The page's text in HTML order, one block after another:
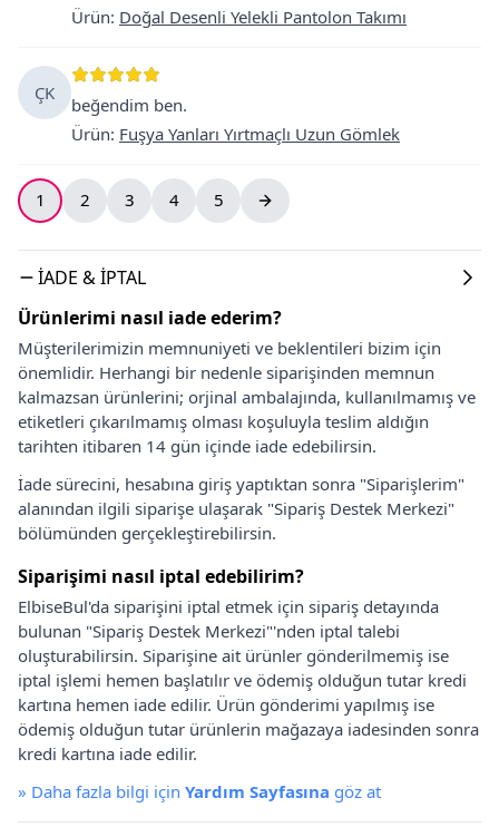
Ürün: Doğal Desenli Yelekli Pantolon Takımı
ÇK
beğendim ben.
Ürün: Fuşya Yanları Yırtmaçlı Uzun Gömlek
1 2 3 4 5
İADE & İPTAL
Ürünlerimi nasıl iade ederim?
Müşterilerimizin memnuniyeti ve beklentileri bizim için
önemlidir. Herhangi bir nedenle siparişinden memnun
kalmazsan ürünlerini; orjinal ambalajında, kullanılmamış ve
etiketleri çıkarılmamış olması koşuluyla teslim aldığın
tarihten itibaren 14 gün içinde iade edebilirsin.
İade sürecini, hesabına giriş yaptıktan sonra "Siparişlerim"
alanından ilgili siparişe ulaşarak "Sipariş Destek Merkezi"
bölümünden gerçekleştirebilirsin.
Siparişimi nasıl iptal edebilirim?
ElbiseBul'da siparişini iptal etmek için sipariş detayında
bulunan "Sipariş Destek Merkezi"'nden iptal talebi
oluşturabilirsin. Siparişine ait ürünler gönderilmemiş ise
iptal işlemi hemen başlatılır ve ödemiş olduğun tutar kredi
kartına hemen iade edilir. Ürün gönderimi yapılmış ise
ödemiş olduğun tutar ürünlerin mağazaya iadesinden sonra
kredi kartına iade edilir.
» Daha fazla bilgi için Yardım Sayfasına göz at